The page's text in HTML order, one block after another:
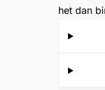
het dan